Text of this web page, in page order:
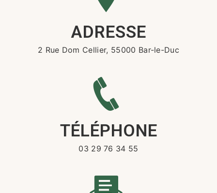
ADRESSE
2 Rue Dom Cellier, 55000 Bar-le-Duc
TÉLÉPHONE
03 29 76 34 55